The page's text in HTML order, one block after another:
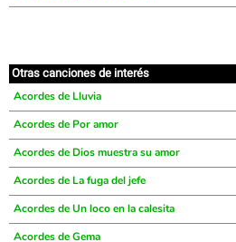
Otras canciones de interés
Acordes de Lluvia
Acordes de Por amor
Acordes de Dios muestra su amor
Acordes de La fuga del jefe
Acordes de Un loco en la calesita
Acordes de Gema